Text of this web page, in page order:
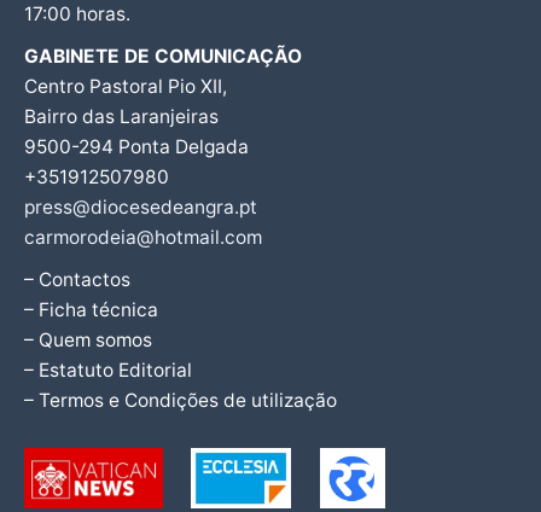
17:00 horas.
GABINETE DE COMUNICAÇÃO
Centro Pastoral Pio XII,
Bairro das Laranjeiras
9500-294 Ponta Delgada
+351912507980
press@diocesedeangra.pt
carmorodeia@hotmail.com
– Contactos
– Ficha técnica
– Quem somos
– Estatuto Editorial
– Termos e Condições de utilização